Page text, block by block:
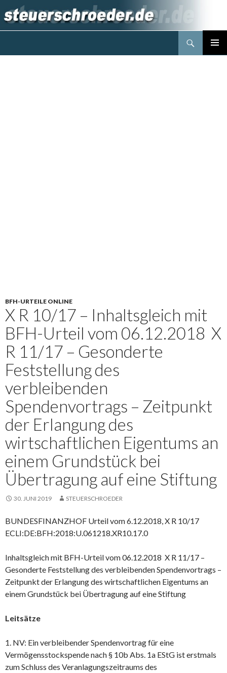
BFH-URTEILE ONLINE
X R 10/17 – Inhaltsgleich mit
BFH-Urteil vom 06.12.2018 X
R 11/17 – Gesonderte
Feststellung des
verbleibenden
Spendenvortrags – Zeitpunkt
der Erlangung des
wirtschaftlichen Eigentums an
einem Grundstück bei
Übertragung auf eine Stiftung
30. JUNI 2019 STEUERSCHROEDER
BUNDESFINANZHOF Urteil vom 6.12.2018, X R 10/17
ECLI:DE:BFH:2018:U.061218.XR10.17.0
Inhaltsgleich mit BFH-Urteil vom 06.12.2018 X R 11/17 –
Gesonderte Feststellung des verbleibenden Spendenvortrags –
Zeitpunkt der Erlangung des wirtschaftlichen Eigentums an
einem Grundstück bei Übertragung auf eine Stiftung
Leitsätze
1. NV: Ein verbleibender Spendenvortrag für eine
Vermögensstockspende nach § 10b Abs. 1a EStG ist erstmals
zum Schluss des Veranlagungszeitraums des